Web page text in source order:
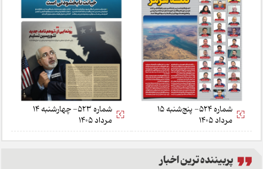
شماره 524- پنج‌شنبه 15
مرداد 1405
شماره 523- چهارشنبه 14
مرداد 1405
پربیننده ترین اخبار